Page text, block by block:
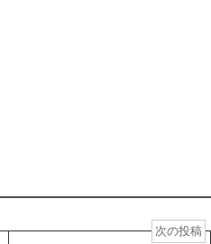
次の投稿